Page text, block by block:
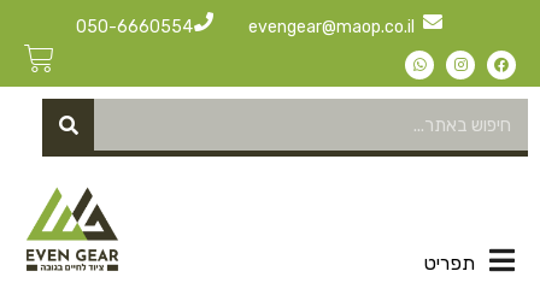
evengear@maop.co.il
050-6660554
תפריט